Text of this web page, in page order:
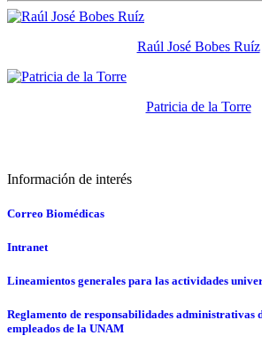
Raúl José Bobes Ruíz
Patricia de la Torre
Información de interés
Correo Biomédicas
Intranet
Lineamientos generales para las actividades
Reglamento de responsabilidades administrativas
empleados de la UNAM